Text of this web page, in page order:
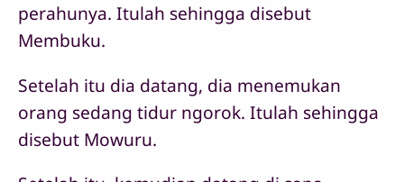
perahunya. Itulah sehingga disebut
Membuku.
Setelah itu dia datang, dia menemukan
orang sedang tidur ngorok. Itulah sehingga
disebut Mowuru.